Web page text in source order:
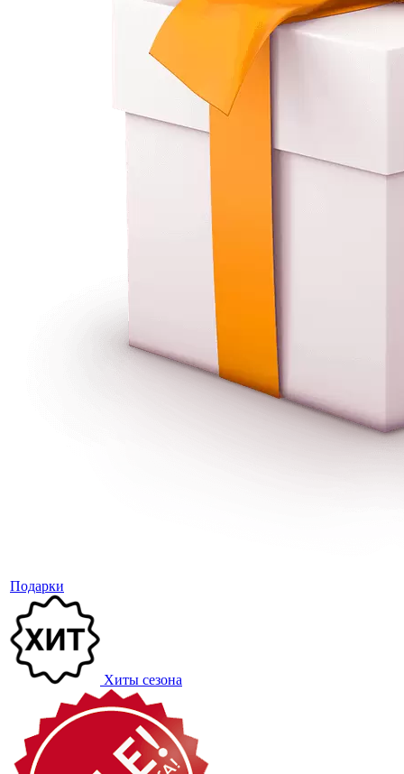
Подарки
Хиты сезона